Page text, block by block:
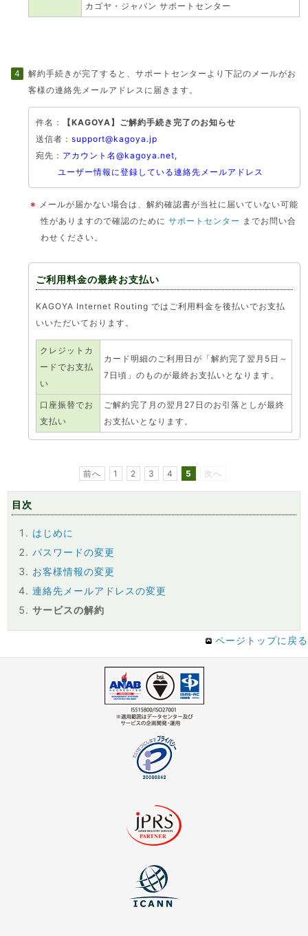
カゴヤ・ジャパン サポートセンター
解約手続きが完了すると、サポートセンターより下記のメールがお
客様の連絡先メールアドレスに届きます。
件名：
【KAGOYA】ご解約手続き完了のお知らせ
送信者：support@kagoya.jp
宛先： アカウント名@kagoya.net,
ユーザー情報に登録している連絡先メールアドレス
※ メールが届かない場合は、解約確認書が当社に届いていない可能
性がありますので確認のためにサポートセンター までお問い合
わせください。
ご利用料金の最終お支払い
KAGOYA Internet Routing ではご利用料金を後払いでお支払
いいただいております。
クレジットカ
ードでお支払
い
カード明細のご利用日が「解約完了翌月5日～
7日頃」のものが最終お支払いとなります。
口座振替でお
支払い
ご解約完了月の翌月27日のお引落としが最終
お支払いとなります。
前へ 1 2 3 4 5 次へ
目次
はじめに
パスワードの変更
お客様情報の変更
連絡先メールアドレスの変更
サービスの解約
ページトップに戻る